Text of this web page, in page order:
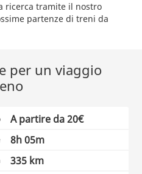
ricerca tramite il nostro
partenze di treni da
per un viaggio
A partire da 20€
8h 05m
335 km